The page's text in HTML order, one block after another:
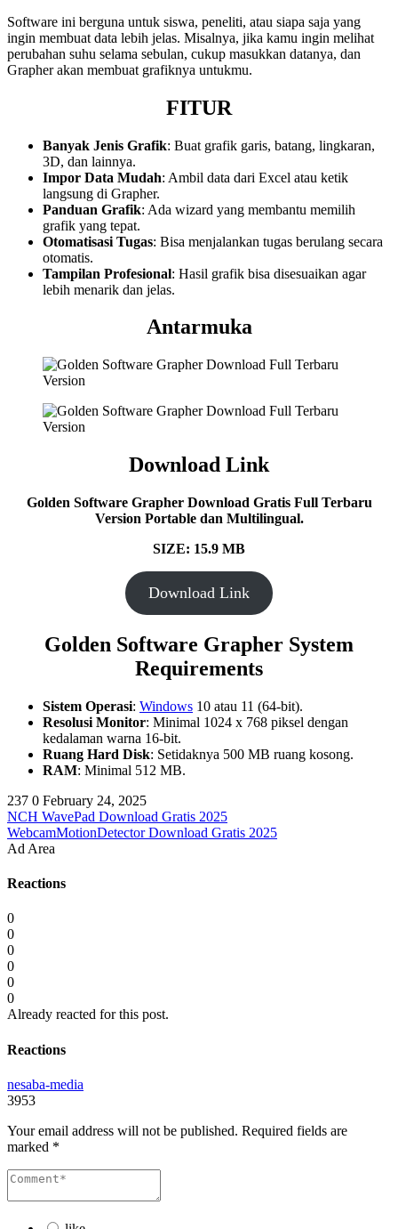
Software ini berguna untuk siswa, peneliti, atau siapa saja yang
ingin membuat data lebih jelas. Misalnya, jika kamu ingin melihat
perubahan suhu selama sebulan, cukup masukkan datanya, dan
Grapher akan membuat grafiknya untukmu.
FITUR
Banyak Jenis Grafik: Buat grafik garis, batang, lingkaran,
3D, dan lainnya.
Impor Data Mudah: Ambil data dari Excel atau ketik
langsung di Grapher.
Panduan Grafik: Ada wizard yang membantu memilih
grafik yang tepat.
Otomatisasi Tugas: Bisa menjalankan tugas berulang secara
otomatis.
Tampilan Profesional: Hasil grafik bisa disesuaikan agar
lebih menarik dan jelas.
Antarmuka
Download Link
Golden Software Grapher Download Gratis Full Terbaru
Version Portable dan Multilingual.
SIZE: 15.9 MB
Download Link
Golden Software Grapher System
Requirements
Sistem Operasi: Windows 10 atau 11 (64-bit).
Resolusi Monitor: Minimal 1024 x 768 piksel dengan
kedalaman warna 16-bit.
Ruang Hard Disk: Setidaknya 500 MB ruang kosong.
RAM: Minimal 512 MB.
237 0 February 24, 2025
NCH WavePad Download Gratis 2025
WebcamMotionDetector Download Gratis 2025
Ad Area
Reactions
0
0
0
0
0
0
Already reacted for this post.
Reactions
nesaba-media
3953
Your email address will not be published. Required fields are
marked *